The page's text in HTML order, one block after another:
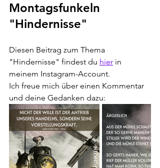
Montagsfunkeln
"Hindernisse"
Diesen Beitrag zum Thema
"Hindernisse" findest du hier in
meinem Instagram-Account.
Ich freue mich über einen Kommentar
und deine Gedanken dazu: